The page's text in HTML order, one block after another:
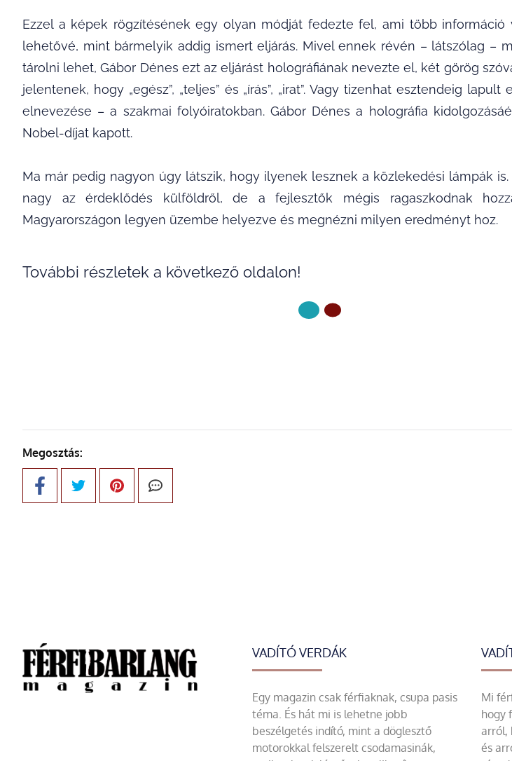
Ezzel a képek rögzítésének egy olyan módját fedezte fel, ami több információ
lehetővé, mint bármelyik addig ismert eljárás. Mivel ennek révén – látszólag –
tárolni lehet, Gábor Dénes ezt az eljárást holográfiának nevezte el, két görög
jelentenek, hogy „egész”, „teljes” és „írás”, „irat”. Vagy tizenhat esztendeig
elnevezése – a szakmai folyóiratokban. Gábor Dénes a holográfia
Nobel-díjat kapott.
Ma már pedig nagyon úgy látszik, hogy ilyenek lesznek a közlekedési lámpák
nagy az érdeklődés külföldről, de a fejlesztők mégis ragaszkodnak
Magyarországon legyen üzembe helyezve és megnézni milyen eredményt hoz.
További részletek a következő oldalon!
Megosztás:
VADÍTÓ VERDÁK
Egy magazin csak férfiaknak, csupa pasis
téma. És hát mi is lehetne jobb
beszélgetés indító, mint a döglesztő
motorokkal felszerelt csodamasinák,
Mi
hogy
arról,
és